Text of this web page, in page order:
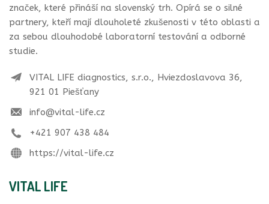
značek, které přináší na slovenský trh. Opírá se o silné
partnery, kteří mají dlouholeté zkušenosti v této oblasti a
za sebou dlouhodobé laboratorní testování a odborné
studie.
VITAL LIFE diagnostics, s.r.o., Hviezdoslavova 36,
921 01 Piešťany
info@vital-life.cz
+421 907 438 484
https://vital-life.cz
VITAL LIFE